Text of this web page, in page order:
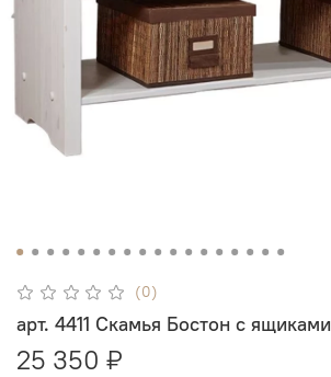
(0)
арт. 4411 Скамья Бостон с ящиками
25 350 ₽